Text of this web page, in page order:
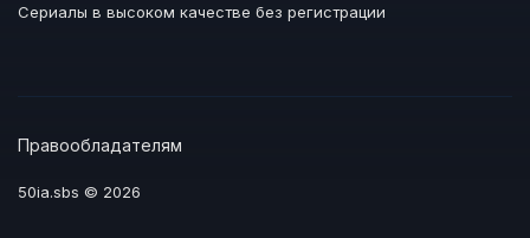
Сериалы в высоком качестве без регистрации
Правообладателям
50ia.sbs © 2026